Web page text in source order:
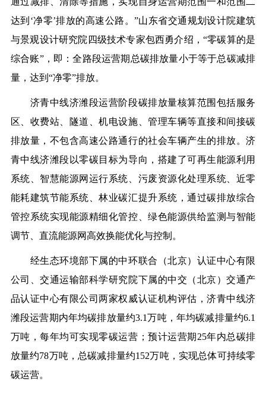
达到‘净零’排放的高速公路。”山东省交通规划设计院建筑
与景观设计研究院四级技术专家包西勇介绍，“零碳算的是
综合账”，即：全路段运营期总碳排放量小于等于总碳减排
量，达到“净零”排放。
济青中线济潍段运营阶段碳排放量核算范围包括服务
区、收费站、隧道、机电设施、管理车辆等直接和间接碳
排放量，不包含高速公路通行的社会车辆产生的排放。济
青中线济潍段以零碳目标为导向，搭建了可再生能源利用
系统、智慧能源网运行系统、污废资源化处理系统、近零
能耗建筑节能系统、林业碳汇提升系统，通过碳排放综合
管控系统实现能源精细化管控、绿色能源供给监测与智能
调节、直流能源网高效换能优化与控制。
经生态环境部下属的中环联合（北京）认证中心有限
公司、交通运输部科学研究院下属的中交（北京）交通产
品认证中心有限公司两家权威认证机构评估，济青中线济
潍段运营期内年均碳排放量约3.1万吨，年均碳减排量约6.1
万吨，每年均可实现零碳运营；预计运营期25年内总碳排
放量约78万吨，总碳减排量约152万吨，实现总体可持续零
碳运营。